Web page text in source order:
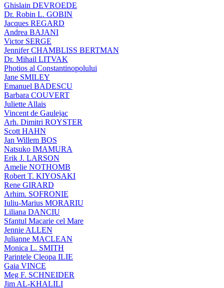
Ghislain DEVROEDE
Dr. Robin L. GOBIN
Jacques REGARD
Andrea BAJANI
Victor SERGE
Jennifer CHAMBLISS BERTMAN
Dr. Mihail LITVAK
Photios al Constantinopolului
Jane SMILEY
Emanuel BADESCU
Barbara COUVERT
Juliette Allais
Vincent de Gaulejac
Arh. Dimitri ROYSTER
Scott HAHN
Jan Willem BOS
Natsuko IMAMURA
Erik J. LARSON
Amelie NOTHOMB
Robert T. KIYOSAKI
Rene GIRARD
Arhim. SOFRONIE
Iuliu-Marius MORARIU
Liliana DANCIU
Sfantul Macarie cel Mare
Jennie ALLEN
Julianne MACLEAN
Monica L. SMITH
Parintele Cleopa ILIE
Gaia VINCE
Meg F. SCHNEIDER
Jim AL-KHALILI